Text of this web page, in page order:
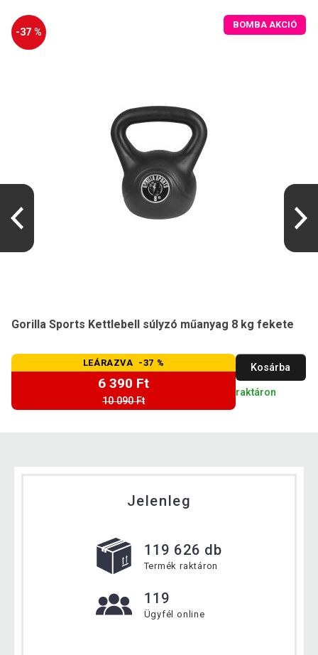
-37 %
BOMBA AKCIÓ
Gorilla Sports Kettlebell súlyzó műanyag 8 kg fekete
LEÁRAZVA -37 %
6 390 Ft
10 090 Ft
Kosárba
raktáron
Jelenleg
119 626 db
Termék raktáron
119
Ügyfél online